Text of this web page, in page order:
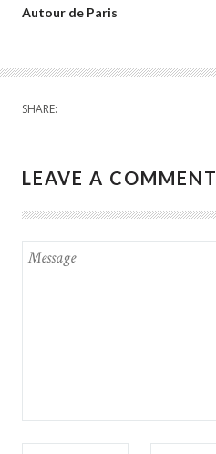
Autour de Paris
SHARE:
LEAVE A COMMENT